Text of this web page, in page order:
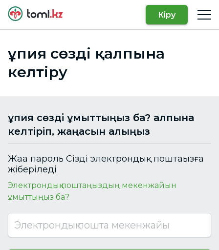
Кіру
Құпия сөзді қалпына
келтіру
Құпия сөзді ұмыттыңыз ба? Қалпына
келтіріп, жаңасын алыңыз
Жаңа пароль Сіздің электрондық поштаңызға
жіберіледі
Электрондық поштаңыздың мекенжайын
ұмыттыңыз ба?
Электрондық пошта мекенжайы